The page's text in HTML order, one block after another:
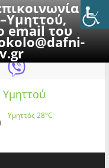
με
email του
2026
Υμηττού
Υμηττός28°C